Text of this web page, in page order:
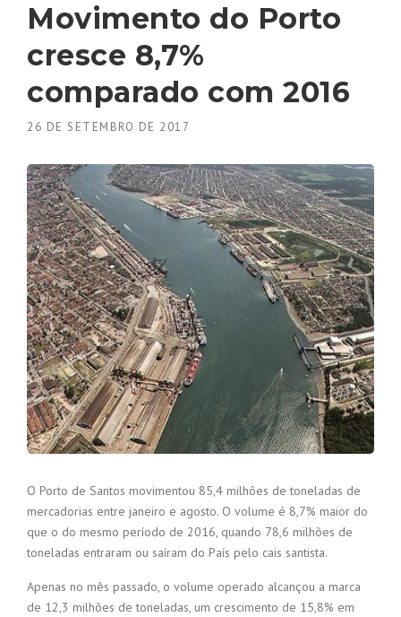
Movimento do Porto
cresce 8,7%
comparado com 2016
26 DE SETEMBRO DE 2017
O Porto de Santos movimentou 85,4 milhões de toneladas de
mercadorias entre janeiro e agosto. O volume é 8,7% maior do
que o do mesmo período de 2016, quando 78,6 milhões de
toneladas entraram ou saíram do País pelo cais santista.
Apenas no mês passado, o volume operado alcançou a marca
de 12,3 milhões de toneladas, um crescimento de 15,8% em